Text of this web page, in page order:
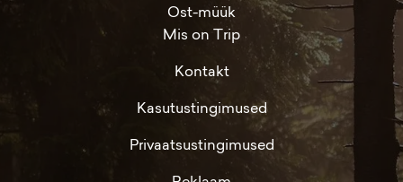
Ost-müük
Mis on Trip
Kontakt
Kasutustingimused
Privaatsustingimused